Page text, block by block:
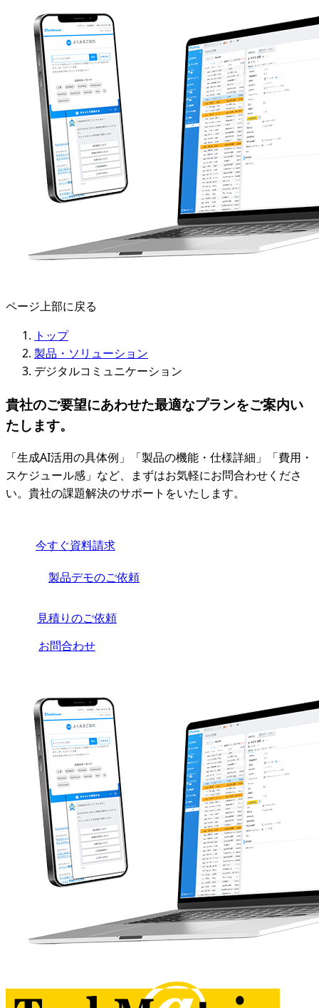
ページ上部に戻る
トップ
製品・ソリューション
デジタルコミュニケーション
貴社のご要望にあわせた最適なプランをご案内い
たします。
「生成AI活用の具体例」「製品の機能・仕様詳細」「費用・
スケジュール感」など、まずはお気軽にお問合わせくださ
い。貴社の課題解決のサポートをいたします。
今すぐ資料請求
製品デモのご依頼
見積りのご依頼
お問合わせ